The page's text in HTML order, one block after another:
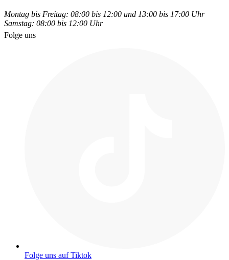
Montag bis Freitag: 08:00 bis 12:00 und 13:00 bis 17:00 Uhr
Samstag: 08:00 bis 12:00 Uhr
Folge uns
Folge uns auf Tiktok